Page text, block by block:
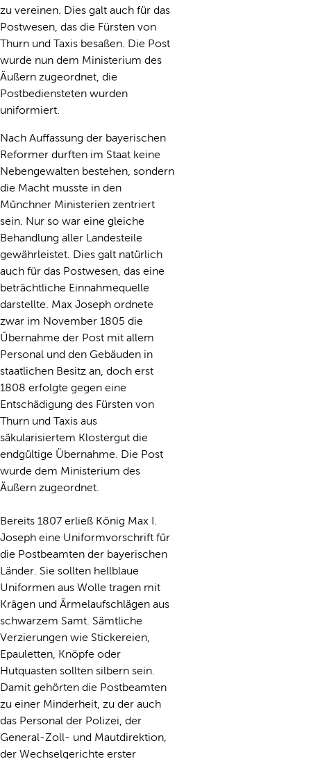
zu vereinen. Dies galt auch für das
Postwesen, das die Fürsten von
Thurn und Taxis besaßen. Die Post
wurde nun dem Ministerium des
Äußern zugeordnet, die
Postbediensteten wurden
uniformiert.
Nach Auffassung der bayerischen
Reformer durften im Staat keine
Nebengewalten bestehen, sondern
die Macht musste in den
Münchner Ministerien zentriert
sein. Nur so war eine gleiche
Behandlung aller Landesteile
gewährleistet. Dies galt natürlich
auch für das Postwesen, das eine
beträchtliche Einnahmequelle
darstellte. Max Joseph ordnete
zwar im November 1805 die
Übernahme der Post mit allem
Personal und den Gebäuden in
staatlichen Besitz an, doch erst
1808 erfolgte gegen eine
Entschädigung des Fürsten von
Thurn und Taxis aus
säkularisiertem Klostergut die
endgültige Übernahme. Die Post
wurde dem Ministerium des
Äußern zugeordnet.
Bereits 1807 erließ König Max I.
Joseph eine Uniformvorschrift für
die Postbeamten der bayerischen
Länder. Sie sollten hellblaue
Uniformen aus Wolle tragen mit
Krägen und Ärmelaufschlägen aus
schwarzem Samt. Sämtliche
Verzierungen wie Stickereien,
Epauletten, Knöpfe oder
Hutquasten sollten silbern sein.
Damit gehörten die Postbeamten
zu einer Minderheit, zu der auch
das Personal der Polizei, der
General-Zoll- und Mautdirektion,
der Wechselgerichte erster